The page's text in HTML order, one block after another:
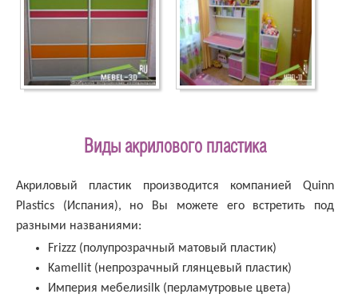
Виды акрилового пластика
Акриловый пластик производится компанией Quinn
Plastics (Испания), но Вы можете его встретить под
разными названиями:
Frizzz (полупрозрачный матовый пластик)
Kamellit (непрозрачный глянцевый пластик)
Империя мебелиsilk (перламутровые цвета)